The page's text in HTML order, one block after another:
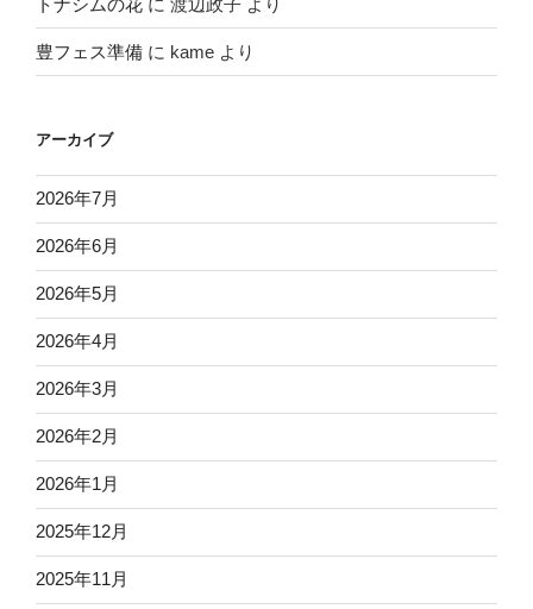
豊フェス準備 に kame より
アーカイブ
2026年7月
2026年6月
2026年5月
2026年4月
2026年3月
2026年2月
2026年1月
2025年12月
2025年11月